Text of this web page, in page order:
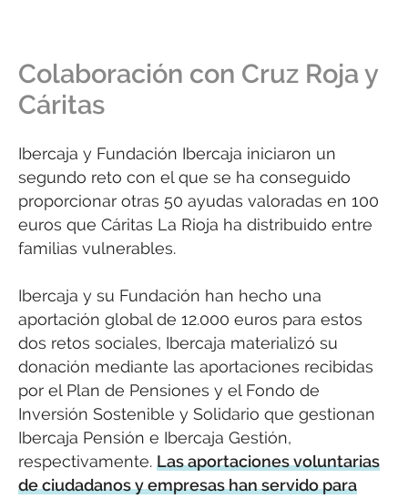
Colaboración con Cruz Roja y
Cáritas
Ibercaja y Fundación Ibercaja iniciaron un
segundo reto con el que se ha conseguido
proporcionar otras 50 ayudas valoradas en 100
euros que Cáritas La Rioja ha distribuido entre
familias vulnerables.
Ibercaja y su Fundación han hecho una
aportación global de 12.000 euros para estos
dos retos sociales, Ibercaja materializó su
donación mediante las aportaciones recibidas
por el Plan de Pensiones y el Fondo de
Inversión Sostenible y Solidario que gestionan
Ibercaja Pensión e Ibercaja Gestión,
respectivamente. Las aportaciones voluntarias
de ciudadanos y empresas han servido para